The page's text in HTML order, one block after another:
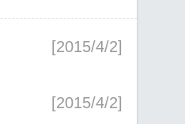
[2015/4/2]
[2015/4/2]